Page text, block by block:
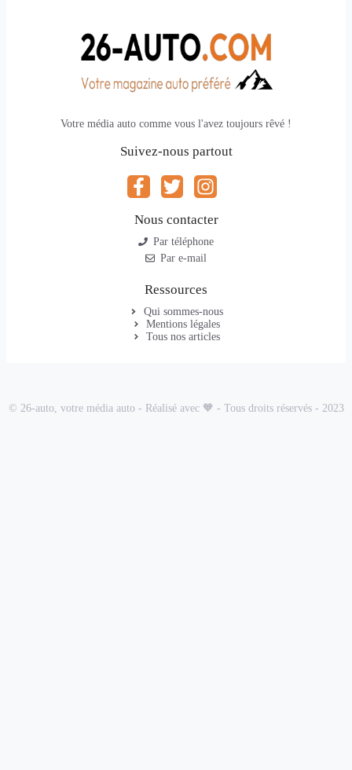
Votre média auto comme vous l'avez toujours rêvé !
Suivez-nous partout
Nous contacter
Par téléphone
Par e-mail
Ressources
Qui sommes-nous
Mentions légales
Tous nos articles
© 26-auto, votre média auto - Réalisé avec 🧡 - Tous droits réservés - 2023